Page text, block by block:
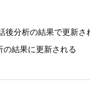
後分析の結果で更新さ
結果に更新される